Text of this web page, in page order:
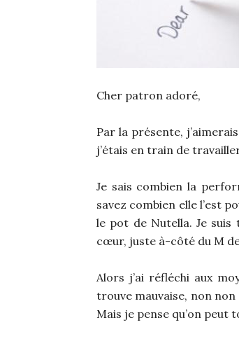
Cher patron adoré,
Par la présente,
j’étais en train de
Je sais combien la
savez combien elle l’est
le pot de Nutella. Je
cœur, juste à-côté du M
Alors j’ai réfléchi aux
trouve mauvaise, non
Mais je pense qu’on peut